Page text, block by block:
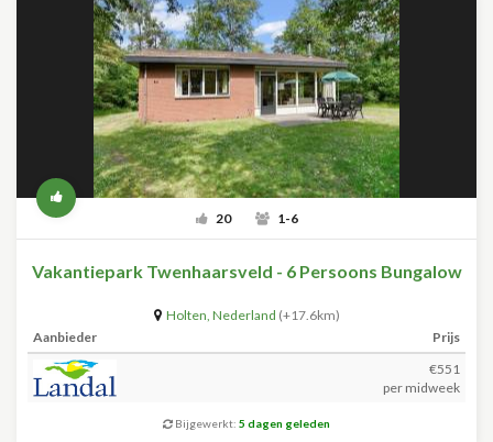
20 1-6
Vakantiepark Twenhaarsveld - 6 Persoons Bungalow
Holten, Nederland (+17.6km)
Aanbieder
Prijs
€551
per midweek
Bijgewerkt: 5 dagen geleden